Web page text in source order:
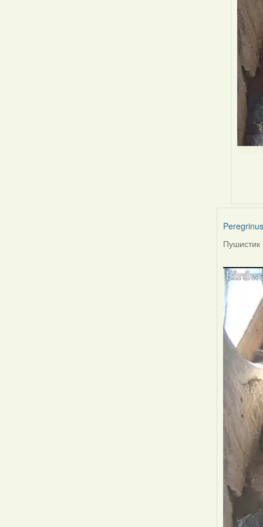
Peregrinus
Пушистик